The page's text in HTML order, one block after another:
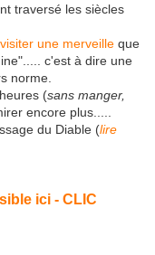
traversé les siècles
une merveille que
c'est à dire une
norme.
(sans manger,
encore plus.....
du Diable (lire
ici - CLIC